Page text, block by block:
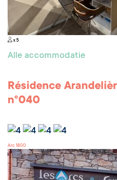
x 5
Alle accommodatie
Résidence
n°040
Arc 1800